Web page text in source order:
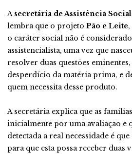
A secretária de Assistência
lembra que o projeto Pão e Leite
o caráter social não é
assistencialista, uma vez que
resolver duas questões
desperdício da matéria prima, e
quem necessita desse produto.
A secretária explica que as
inicialmente por uma avaliação e
detectada a real necessidade é
para que esta possa receber duas